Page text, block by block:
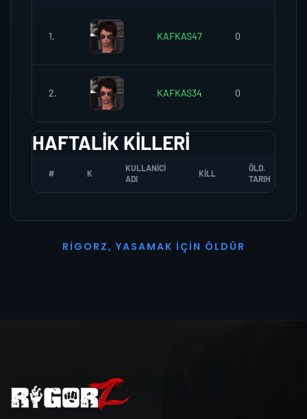
1. KAFKAS47 0
2. KAFKAS34 0
HAFTALIK KILLERI
# K
KULLANICI
ADI
KILL
ÖLD.
TARIH
R I G O R Z, YASAMAK İ ÇI N Ö L D Ü R